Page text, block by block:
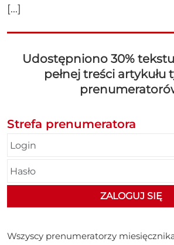
[...]
Udostępniono 30%
pełnej treści artykułu
Strefa prenumeratora
Wszyscy prenumeratorzy